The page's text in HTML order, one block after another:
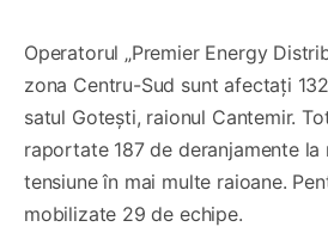
Operatorul „Premier Energy
zona Centru-Sud sunt afectați
satul Gotești, raionul Cantemir.
raportate 187 de deranjamente la
tensiune în mai multe raioane.
mobilizate 29 de echipe.